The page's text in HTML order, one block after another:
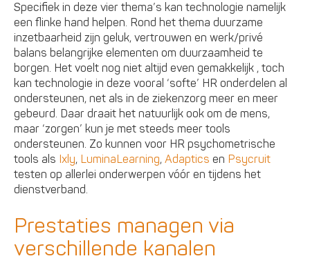
Specifiek in deze vier thema’s kan technologie namelijk
een flinke hand helpen. Rond het thema duurzame
inzetbaarheid zijn geluk, vertrouwen en werk/privé
balans belangrijke elementen om duurzaamheid te
borgen. Het voelt nog niet altijd even gemakkelijk , toch
kan technologie in deze vooral ‘softe’ HR onderdelen al
ondersteunen, net als in de ziekenzorg meer en meer
gebeurd. Daar draait het natuurlijk ook om de mens,
maar ‘zorgen’ kun je met steeds meer tools
ondersteunen. Zo kunnen voor HR psychometrische
tools als Ixly, LuminaLearning,Adapticsen Psycruit
testen op allerlei onderwerpen vóór en tijdens het
dienstverband.
Prestaties managen via
verschillende kanalen